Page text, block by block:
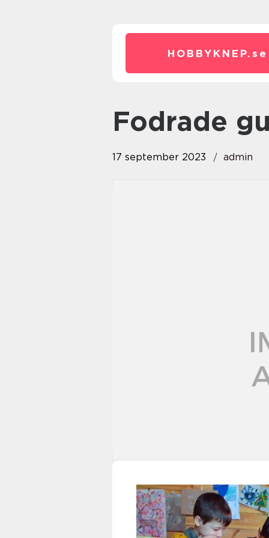
HOBBYKNEP. se
fodrade
17 september 2023 admin